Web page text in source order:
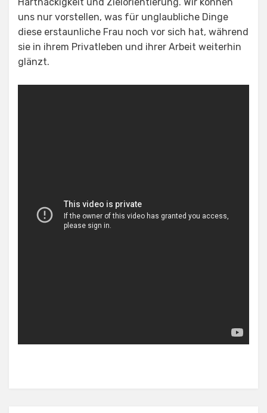
uns nur vorstellen, was für unglaubliche Dinge
diese erstaunliche Frau noch vor sich hat, während
sie in ihrem Privatleben und ihrer Arbeit weiterhin
glänzt.